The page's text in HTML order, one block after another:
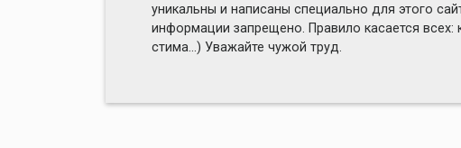
уникальны и написаны специально для этого
информации запрещено. Правило касается всех:
стима...) Уважайте чужой труд.